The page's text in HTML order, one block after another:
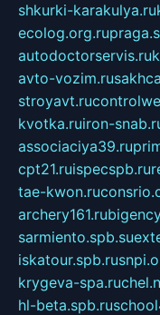
shkurki-karakulya.ru
ecolog.org.ru
autodoctorservis.ru
avto-vozim.ru
stroyavt.ru
kvotka.ruiron-
associaciya39.ru
cpt21.ruispecspb.ru
tae-kwon.ru
archery161.ru
sarmiento.spb.su
iskatour.spb.ru
krygeva-spa.ru
hl-beta.spb.ru